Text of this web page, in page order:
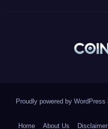
Proudly powered by WordPress
Home About Us Disclaimer